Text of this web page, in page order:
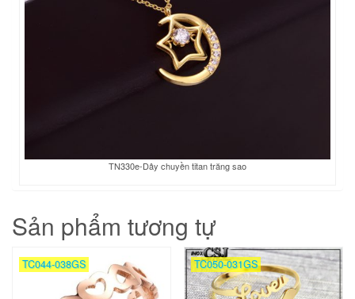
TN330e-Dây chuyền titan trăng sao
Sản phẩm tương tự
TC044-038GS TC050-031GS